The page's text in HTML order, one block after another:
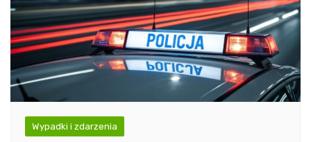
Wypadki i zdarzenia